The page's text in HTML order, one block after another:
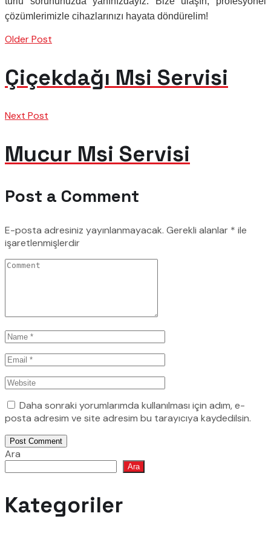
çözümlerimizle cihazlarınızı hayata döndürelim!
Older Post
Çiçekdağı Msi Servisi
Next Post
Mucur Msi Servisi
Post a Comment
E-posta adresiniz yayınlanmayacak. Gerekli alanlar * ile
işaretlenmişlerdir
Daha sonraki yorumlarımda kullanılması için adım, e-
posta adresim ve site adresim bu tarayıcıya kaydedilsin.
Post Comment
Ara
Ara
Kategoriler